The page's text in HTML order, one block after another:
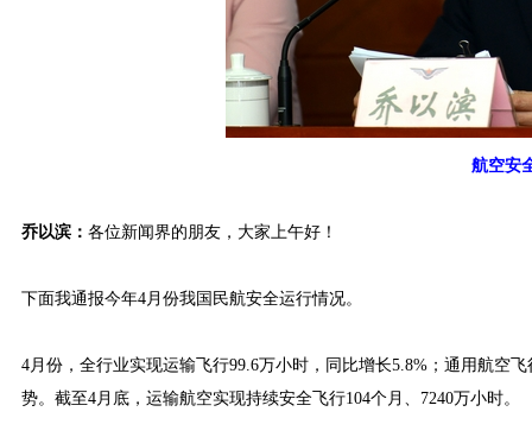
航空安
乔以滨： 各位新闻界的朋友，大家上午好！
下面我通报今年4月份我国民航安全运行情况。
4月份，全行业实现运输飞行99.6万小时，同比增长5.8%；通用航空
势。截至4月底，运输航空实现持续安全飞行104个月、7240万小时。